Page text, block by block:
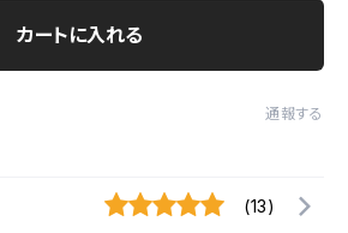
カートに入れる
通報する
(13)